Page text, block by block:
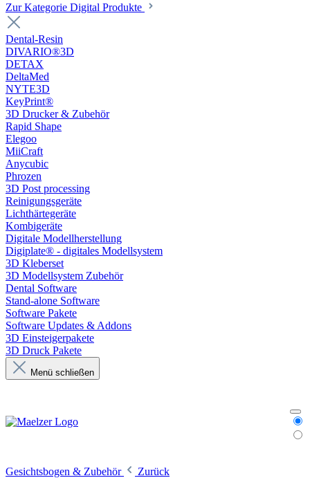
Zur Kategorie Digital Produkte
Dental-Resin
DIVARIO®3D
DETAX
DeltaMed
NYTE3D
KeyPrint®
3D Drucker & Zubehör
Rapid Shape
Elegoo
MiiCraft
Anycubic
Phrozen
3D Post processing
Reinigungsgeräte
Lichthärtegeräte
Kombigeräte
Digitale Modellherstellung
Digiplate® - digitales Modellsystem
3D Kleberset
3D Modellsystem Zubehör
Dental Software
Stand-alone Software
Software Pakete
Software Updates & Addons
3D Einsteigerpakete
3D Druck Pakete
Menü schließen
Gesichtsbogen & Zubehör
Zurück